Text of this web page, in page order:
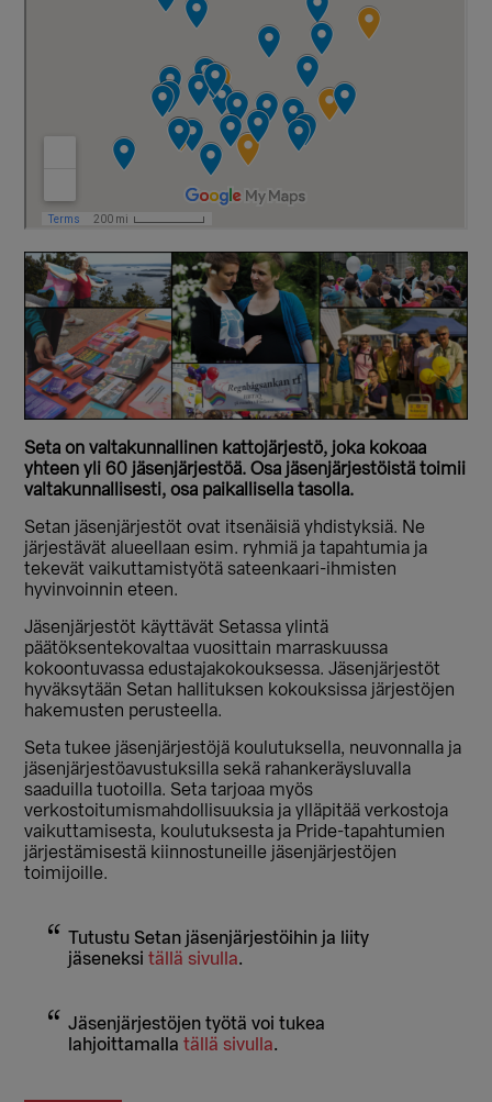
Seta on valtakunnallinen kattojärjestö, joka kokoaa
yhteen yli 60 jäsenjärjestöä. Osa jäsenjärjestöistä toimii
valtakunnallisesti, osa paikallisella tasolla.
Setan jäsenjärjestöt ovat itsenäisiä yhdistyksiä. Ne
järjestävät alueellaan esim. ryhmiä ja tapahtumia ja
tekevät vaikuttamistyötä sateenkaari-ihmisten
hyvinvoinnin eteen.
Jäsenjärjestöt käyttävät Setassa ylintä
päätöksentekovaltaa vuosittain marraskuussa
kokoontuvassa edustajakokouksessa. Jäsenjärjestöt
hyväksytään Setan hallituksen kokouksissa järjestöjen
hakemusten perusteella.
Seta tukee jäsenjärjestöjä koulutuksella, neuvonnalla ja
jäsenjärjestöavustuksilla sekä rahankeräysluvalla
saaduilla tuotoilla. Seta tarjoaa myös
verkostoitumismahdollisuuksia ja ylläpitää verkostoja
vaikuttamisesta, koulutuksesta ja Pride-tapahtumien
järjestämisestä kiinnostuneille jäsenjärjestöjen
toimijoille.
Tutustu Setan jäsenjärjestöihin ja liity
jäseneksitällä sivulla.
Jäsenjärjestöjen työtä voi tukea
lahjoittamallatällä sivulla.